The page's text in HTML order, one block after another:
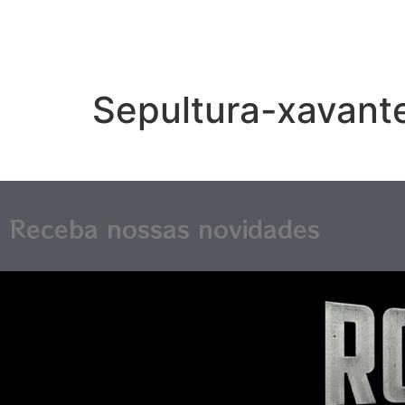
Sepultura-
Receba nossas novidades